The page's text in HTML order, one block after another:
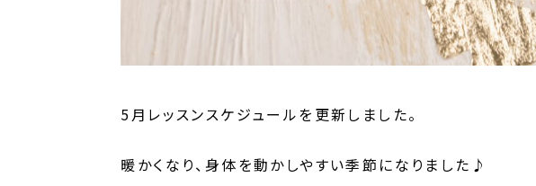
5月レッスンスケジュールを更新しました。
暖かくなり、身体を動かしやすい季節になりました♪